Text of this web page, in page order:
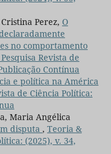
Perez, O
no comportamento
Revista de
Contínua
e política na América
de Ciência Política:
Maria Angélica
disputa , Teoria &
(2025), v. 34,